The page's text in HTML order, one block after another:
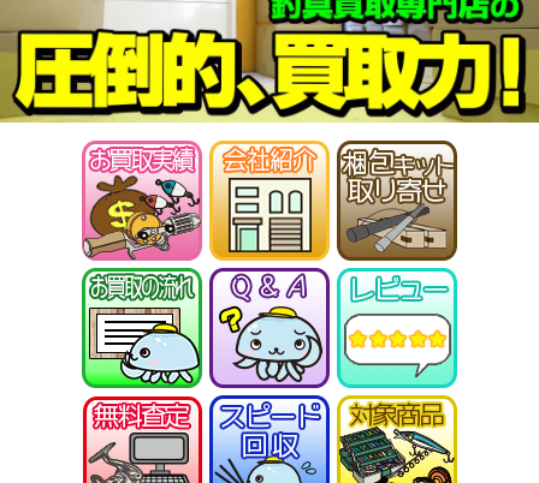
01（2026/01/31迄）
シマノ ヘラ竿 飛天弓 閃光R 24尺
未使用
釣具買取クーポンturi20260110-
（2026/01/31迄）
33,500円
2026/01/10
シマノ ヘラ竿 普天元 獅子吼 10.5
尺 未使用
釣具買取クーポン turi20260110-
（2026/01/31迄）
33,500円
2026/01/10
シマノ ヘラ竿 朱紋峰 神威 18尺
未使用
釣具買取クーポン
turi20260110-
（2026/01/31迄）
28,500円
2026/01/10
シマノ ヘラ竿 飛天弓 皆空 12尺
未使用
24,000円
2026/01/10